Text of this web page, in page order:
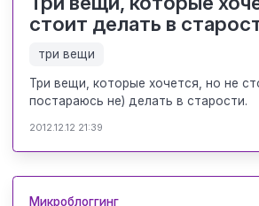
стоит делать в
три вещи
Три вещи, которые хочется, но не
постараюсь не) делать в старости.
2012.12.12 21:39
Микроблоггинг